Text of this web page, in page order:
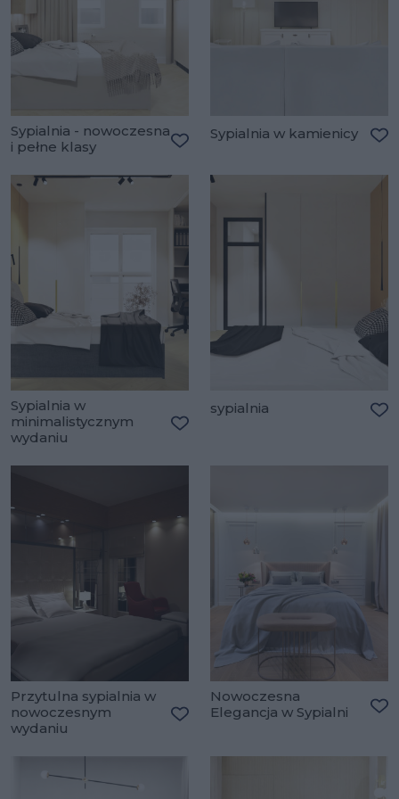
Sypialnia - nowoczesna
i pełne klasy
Sypialnia w kamienicy
Sypialnia w
minimalistycznym
wydaniu
sypialnia
Przytulna sypialnia w
nowoczesnym
wydaniu
Nowoczesna
Elegancja w Sypialni